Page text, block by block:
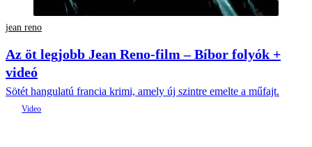
jean reno
Az öt legjobb Jean Reno-film – Bíbor folyók +
videó
Sötét hangulatú francia krimi, amely új szintre emelte a műfajt.